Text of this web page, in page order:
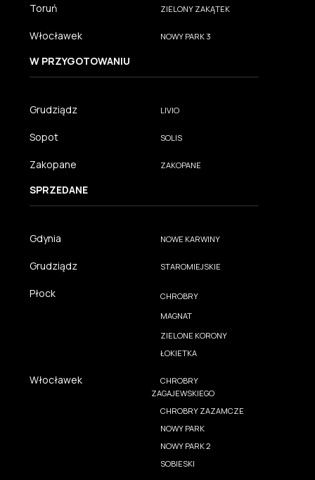
Toruń ZIELONY ZAKĄTEK
Włocławek NOWY PARK 3
W PRZYGOTOWANIU
Grudziądz LIVIO
Sopot SOLIS
Zakopane ZAKOPANE
SPRZEDANE
Gdynia NOWE KARWINY
Grudziądz STAROMIEJSKIE
Płock
CHROBRY
MAGNAT
ZIELONE KORONY
ŁOKIETKA
Włocławek
CHROBRY
ZAGAJEWSKIEGO
CHROBRY ZAZAMCZE
NOWY PARK
NOWY PARK 2
SOBIESKI